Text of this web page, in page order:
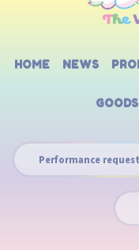
HOME NEWS
GOODS
Performance